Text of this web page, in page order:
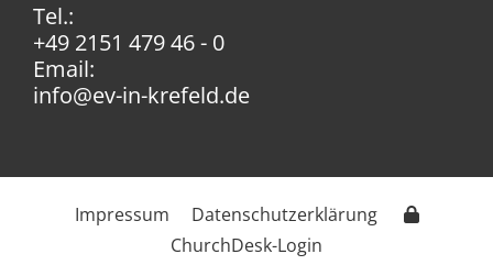
Tel.:
+49 2151 479 46 - 0
Email:
info@ev-in-krefeld.de
Impressum
Datenschutzerklärung
ChurchDesk-Login